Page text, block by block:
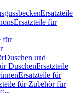
Ersatzteile
Ersatzteile für
für
Duschen und
DuschenErsatzteile
Ersatzteile für
für Zubehör für